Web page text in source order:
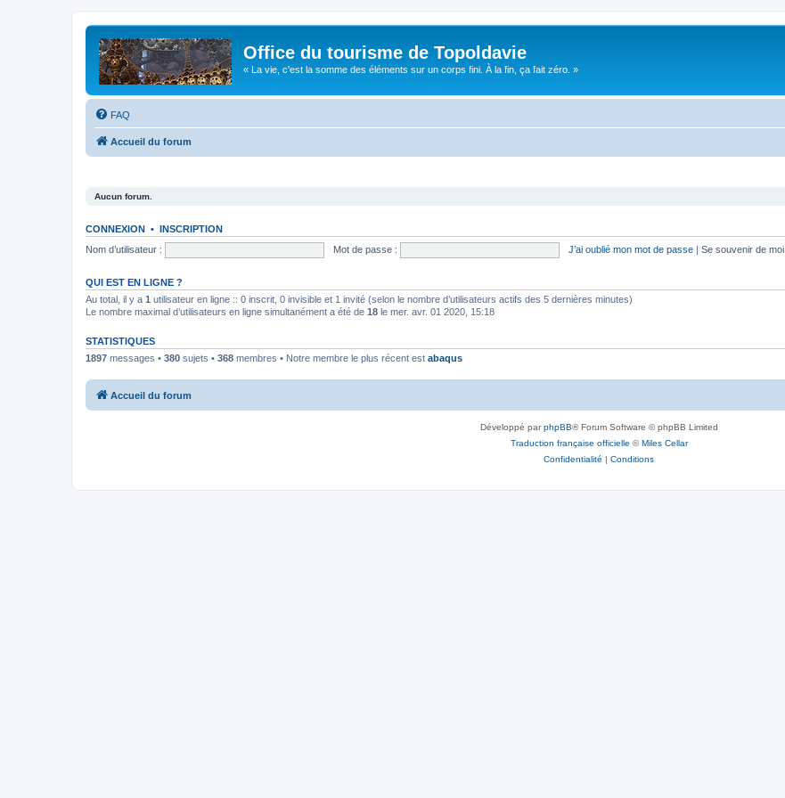
Office du tourisme de Topoldavie
« La vie, c'est la somme des éléments sur un corps fini. À la fin, ça fait zéro. »
FAQ
Accueil du forum
Aucun forum.
CONNEXION • INSCRIPTION
Nom d’utilisateur :
Mot de passe : J’ai oublié mon mot de passe | Se souvenir de moi
QUI EST EN LIGNE ?
Au total, il y a 1 utilisateur en ligne :: 0 inscrit, 0 invisible et 1 invité (selon le nombre d’utilisateurs actifs des 5 dernières minutes)
Le nombre maximal d’utilisateurs en ligne simultanément a été de 18 le mer. avr. 01 2020, 15:18
STATISTIQUES
1897 messages • 380 sujets • 368 membres • Notre membre le plus récent est abaqus
Accueil du forum
Développé parphpBB® Forum Software © phpBB Limited
Traduction française officielle ©Miles Cellar
Confidentialité | Conditions